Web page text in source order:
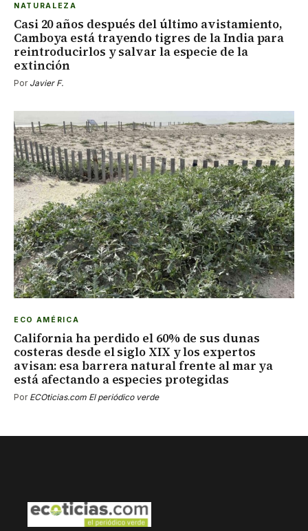
NATURALEZA
Casi 20 años después del último avistamiento,
Camboya está trayendo tigres de la India para
reintroducirlos y salvar la especie de la
extinción
Por Javier F.
ECO AMÉRICA
California ha perdido el 60% de sus dunas
costeras desde el siglo XIX y los expertos
avisan: esa barrera natural frente al mar ya
está afectando a especies protegidas
Por ECOticias.com El periódico verde